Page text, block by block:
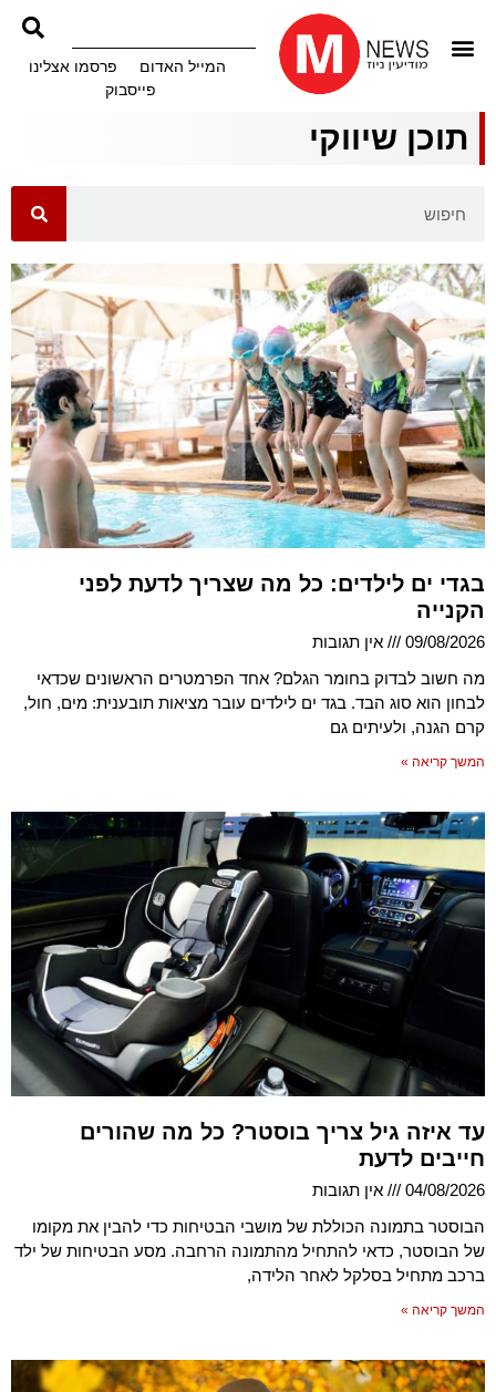
המייל האדום
פרסמו אצלינו
פייסבוק
תוכן שיווקי
בגדי ים לילדים: כל מה שצריך לדעת לפני
הקנייה
09/08/2026
אין תגובות
מה חשוב לבדוק בחומר הגלם? אחד הפרמטרים הראשונים שכדאי
לבחון הוא סוג הבד. בגד ים לילדים עובר מציאות תובענית: מים, חול,
קרם הגנה, ולעיתים גם
המשך קריאה »
עד איזה גיל צריך בוסטר? כל מה שהורים
חייבים לדעת
04/08/2026
אין תגובות
הבוסטר בתמונה הכוללת של מושבי הבטיחות כדי להבין את מקומו
של הבוסטר, כדאי להתחיל מהתמונה הרחבה. מסע הבטיחות של ילד
ברכב מתחיל בסלקל לאחר הלידה,
המשך קריאה »